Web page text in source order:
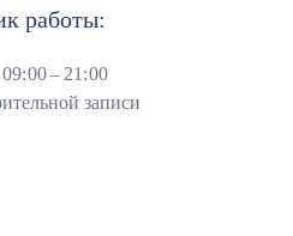
работы:
00 – 21: 00
записи